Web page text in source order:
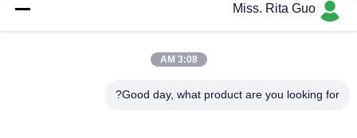
وسائل التواصل الاجتماعيMiss. Rita Guo
3:08 AM
Good day, what product are you looking for?